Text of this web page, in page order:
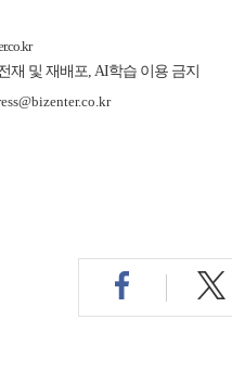
재 및 재배포, AI학습 이용 금지